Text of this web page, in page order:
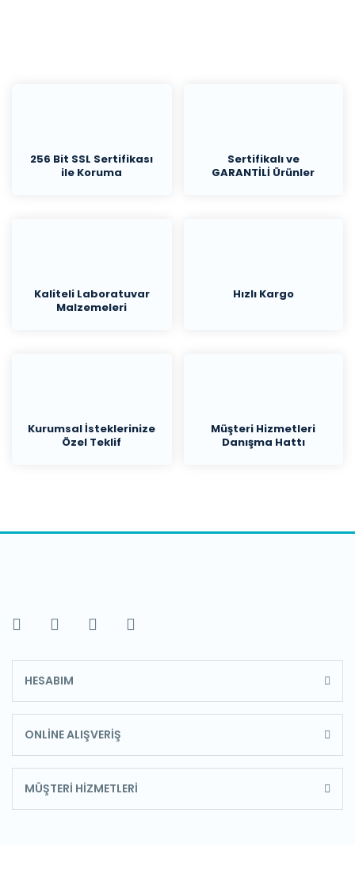
256 Bit SSL Sertifikası
ile Koruma
Sertifikalı ve
GARANTİLİ Ürünler
Kaliteli Laboratuvar
Malzemeleri
Hızlı Kargo
Kurumsal İsteklerinize
Özel Teklif
Müşteri Hizmetleri
Danışma Hattı
HESABIM
ONLİNE ALIŞVERİŞ
MÜŞTERİ HİZMETLERİ